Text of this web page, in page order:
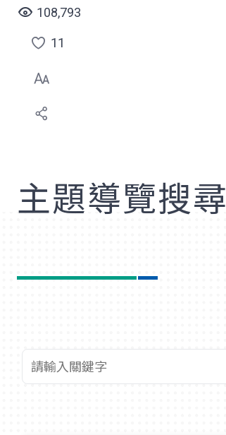
108,793
點
選
喜
11
主題導覽搜尋
查詢關鍵字